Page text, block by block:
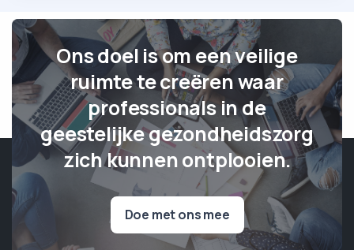
Ons doel is om een veilige
ruimte te creëren waar
professionals in de
geestelijke gezondheidszorg
zich kunnen ontplooien.
Doe met ons mee